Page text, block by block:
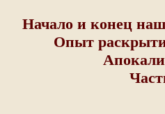
Начало и конец
Опыт